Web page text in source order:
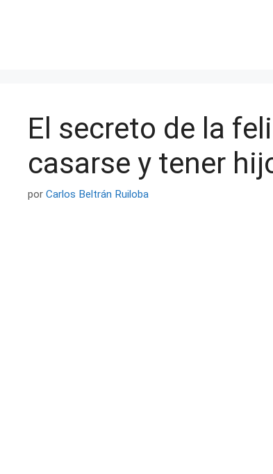
El secreto de la
casarse y tener
por Carlos Beltrán Ruiloba